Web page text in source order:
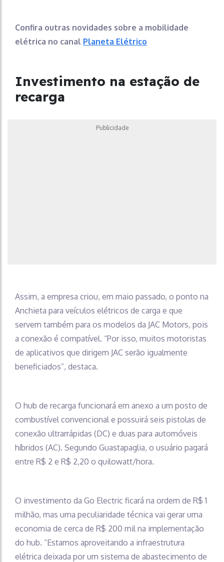
Confira outras novidades sobre a mobilidade
elétrica no canal Planeta Elétrico
Investimento na estação de
recarga
Publicidade
Assim, a empresa criou, em maio passado, o ponto na
Anchieta para veículos elétricos de carga e que
servem também para os modelos da JAC Motors, pois
a conexão é compatível. “Por isso, muitos motoristas
de aplicativos que dirigem JAC serão igualmente
beneficiados”, destaca.
O hub de recarga funcionará em anexo a um posto de
combustível convencional e possuirá seis pistolas de
conexão ultrarrápidas (DC) e duas para automóveis
híbridos (AC). Segundo Guastapaglia, o usuário pagará
entre R$ 2 e R$ 2,20 o quilowatt/hora.
O investimento da Go Electric ficará na ordem de R$ 1
milhão, mas uma peculiaridade técnica vai gerar uma
economia de cerca de R$ 200 mil na implementação
do hub. “Estamos aproveitando a infraestrutura
elétrica deixada por um sistema de abastecimento de